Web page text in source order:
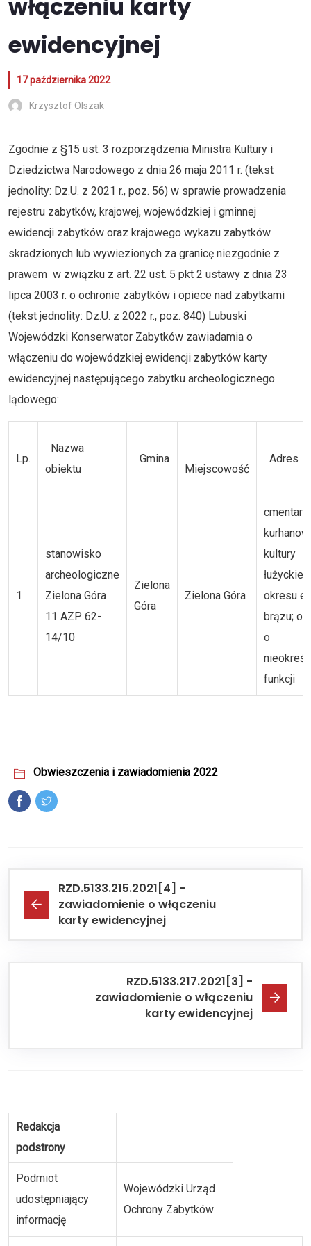
włączeniu karty
ewidencyjnej
17 października 2022
Krzysztof Olszak
Zgodnie z §15 ust. 3 rozporządzenia Ministra Kultury i
Dziedzictwa Narodowego z dnia 26 maja 2011 r. (tekst
jednolity: Dz.U. z 2021 r., poz. 56) w sprawie prowadzenia
rejestru zabytków, krajowej, wojewódzkiej i gminnej
ewidencji zabytków oraz krajowego wykazu zabytków
skradzionych lub wywiezionych za granicę niezgodnie z
prawem w związku z art. 22 ust. 5 pkt 2 ustawy z dnia 23
lipca 2003 r. o ochronie zabytków i opiece nad zabytkami
(tekst jednolity: Dz.U. z 2022 r., poz. 840) Lubuski
Wojewódzki Konserwator Zabytków zawiadamia o
włączeniu do wojewódzkiej ewidencji zabytków karty
ewidencyjnej następującego zabytku archeologicznego
lądowego:
Lp.
Nazwa
obiektu
Gmina
Miejscowość
Adres
1
stanowisko
archeologiczne
Zielona Góra
11 AZP 62-
14/10
Zielona
Góra
Zielona Góra
kultury
łużyckiej
okresu
brązu;
o
funkcji
Obwieszczenia i zawiadomienia 2022
RZD.5133.215.2021[4] -
zawiadomienie o włączeniu
karty ewidencyjnej
RZD.5133.217.2021[3] -
zawiadomienie o włączeniu
karty ewidencyjnej
Redakcja
podstrony
Podmiot
udostępniający
informację
Wojewódzki Urząd
Ochrony Zabytków